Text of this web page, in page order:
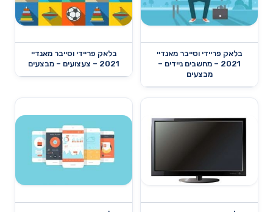
בלאק פריידי וסייבר מאנדיי
2021 – מחשבים ניידים –
מבצעים
בלאק פריידי וסייבר מאנדיי
2021 – צעצועים – מבצעים